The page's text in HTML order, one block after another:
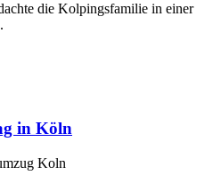
die Kolpingsfamilie in einer
in Köln